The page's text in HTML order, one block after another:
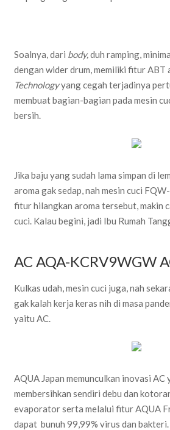
Soalnya, dari body,duh ramping,
dengan wider drum, memiliki fitur ABT
Technologyyang cegah terjadinya
membuat bagian-bagian pada mesin
bersih.
Jika baju yang sudah lama simpan di
aroma gak sedap, nah mesin cuci
fitur hilangkan aroma tersebut, makin
cuci. Kalau begini, jadi Ibu Rumah
AC AQA-KCRV9WGW
Kulkas udah, mesin cuci juga, nah
gak kalah kerja keras nih di masa
yaitu AC.
AQUA Japan memunculkan inovasi AC
membersihkan sendiri debu dan
evaporator serta melalui fitur AQUA
dapat bunuh 99,99% virus dan bakteri.